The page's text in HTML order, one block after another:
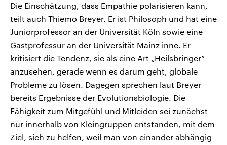
Die Einschätzung, dass Empathie polarisieren kann,
teilt auch Thiemo Breyer. Er ist Philosoph und hat eine
Juniorprofessor an der Universität Köln sowie eine
Gastprofessur an der Universität Mainz inne. Er
kritisiert die Tendenz, sie als eine Art „Heilsbringer“
anzusehen, gerade wenn es darum geht, globale
Probleme zu lösen. Dagegen sprechen laut Breyer
bereits Ergebnisse der Evolutionsbiologie. Die
Fähigkeit zum Mitgefühl und Mitleiden sei zunächst
nur innerhalb von Kleingruppen entstanden, mit dem
Ziel, sich zu helfen, weil man von einander abhängig